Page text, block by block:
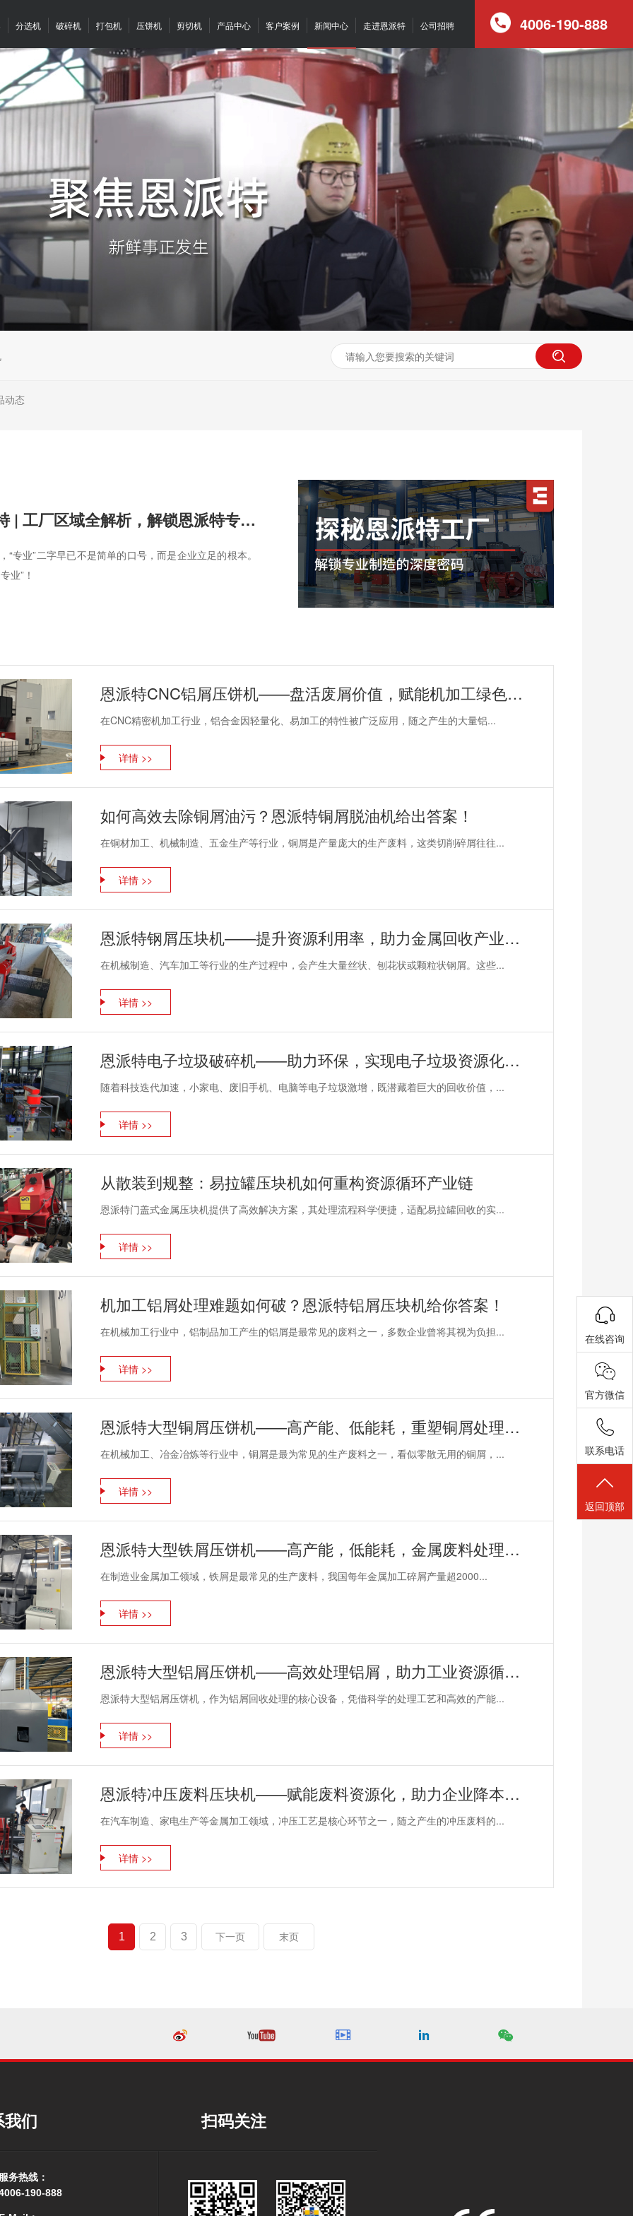
4006-190-888
分选机 破碎机 打包机 压饼机 剪切机 产品中心 客户案例 新闻中心 走进恩派特 公司招聘
动态
探秘恩派特 | 工厂区域全解析，解锁恩派特专业制造的深度密码
专业”二字早已不是简单的口号，而是企业立足的根本。
业”！
恩派特CNC铝屑压饼机——盘活废屑价值，赋能机加工绿色回收！
在CNC精密机加工行业，铝合金因轻量化、易加工的特性被广泛应用，随之产生的大量铝...
详情 >>
如何高效去除铜屑油污？恩派特铜屑脱油机给出答案！
在铜材加工、机械制造、五金生产等行业，铜屑是产量庞大的生产废料，这类切削碎屑往往...
详情 >>
恩派特钢屑压块机——提升资源利用率，助力金属回收产业升级！
在机械制造、汽车加工等行业的生产过程中，会产生大量丝状、刨花状或颗粒状钢屑。这些...
详情 >>
恩派特电子垃圾破碎机——助力环保，实现电子垃圾资源化关键利器！
随着科技迭代加速，小家电、废旧手机、电脑等电子垃圾激增，既潜藏着巨大的回收价值，...
详情 >>
从散装到规整：易拉罐压块机如何重构资源循环产业链
恩派特门盖式金属压块机提供了高效解决方案，其处理流程科学便捷，适配易拉罐回收的实...
详情 >>
机加工铝屑处理难题如何破？恩派特铝屑压块机给你答案！
在机械加工行业中，铝制品加工产生的铝屑是最常见的废料之一，多数企业曾将其视为负担...
详情 >>
恩派特大型铜屑压饼机——高产能、低能耗，重塑铜屑处理新格局！
在机械加工、冶金冶炼等行业中，铜屑是最为常见的生产废料之一，看似零散无用的铜屑，...
详情 >>
恩派特大型铁屑压饼机——高产能，低能耗，金属废料处理新标杆！
在制造业金属加工领域，铁屑是最常见的生产废料，我国每年金属加工碎屑产量超2000...
详情 >>
恩派特大型铝屑压饼机——高效处理铝屑，助力工业资源循环利用！
恩派特大型铝屑压饼机，作为铝屑回收处理的核心设备，凭借科学的处理工艺和高效的产能...
详情 >>
恩派特冲压废料压块机——赋能废料资源化，助力企业降本增效！
在汽车制造、家电生产等金属加工领域，冲压工艺是核心环节之一，随之产生的冲压废料的...
详情 >>
1 2 3 下一页 末页
我们
务热线：
190-888
扫码关注
在线咨询
官方微信
联系电话
返回顶部